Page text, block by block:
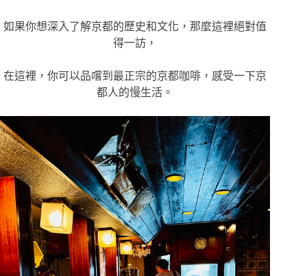
如果你想深入了解京都的歷史和文化，那麼這裡絕對值
得一訪，
在這裡，你可以品嚐到最正宗的京都咖啡，感受一下京
都人的慢生活。